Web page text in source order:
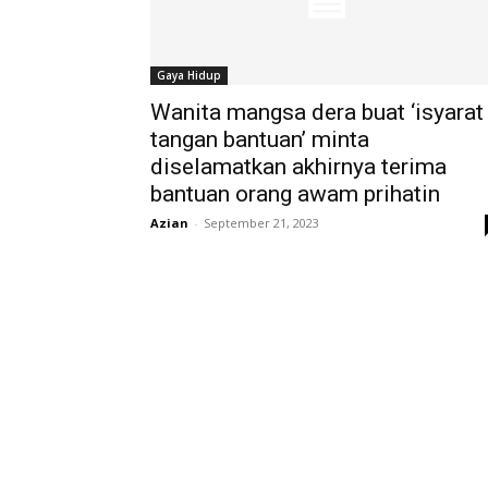
Gaya Hidup
Wanita mangsa dera buat ‘isyarat
tangan bantuan’ minta
diselamatkan akhirnya terima
bantuan orang awam prihatin
Azian - September 21, 2023